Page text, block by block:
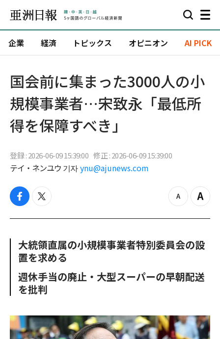
企業 経済 トピックス オピニオン AI PICK
国会前に集まった3000人の小
規模事業者…宋致永「最低所
得を保障すべき」
登録 : 2026-06-09 15:39:00 修正 : 2026-06-09 15:39:00
テイ・ネンユウ 기자 ynu@ajunews.com
f
c
o
o
k
t
i
e
r
z
o
u
Z
o
n
大統領直属の小規模事業者特別委員会の設
置を求める
週休手当の廃止・大型スーパーの早朝配送
を批判